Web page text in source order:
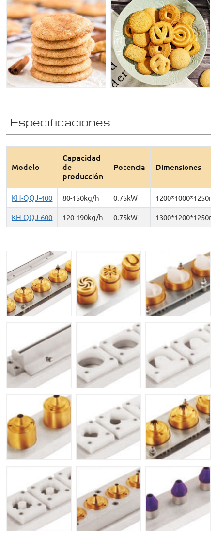
Especificaciones
Modelo
Capacidad
de
producción
Potencia Dimensiones
KH-QQJ-400 80-150kg/h 0.75kW
KH-QQJ-600 120-190kg/h 0.75kW